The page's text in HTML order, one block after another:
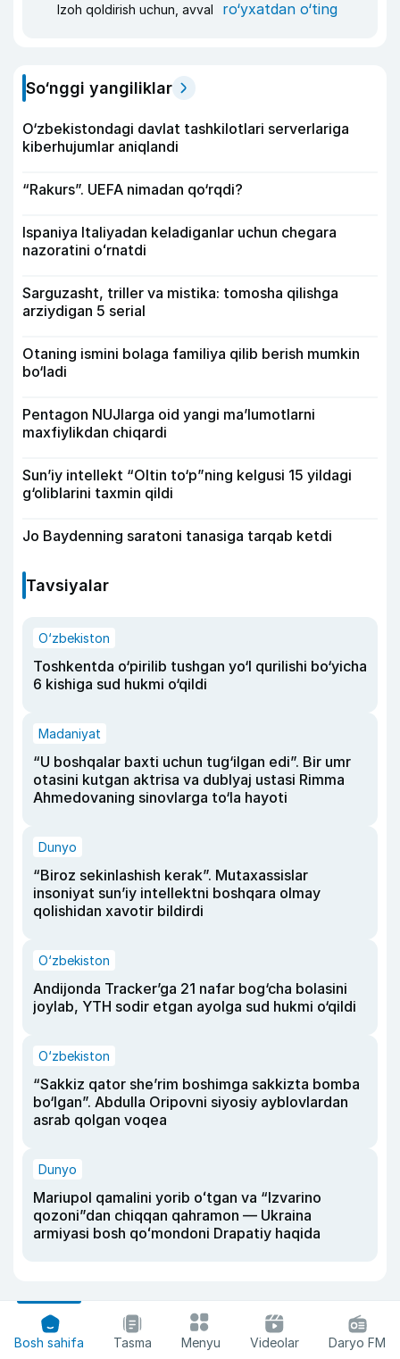
Izoh qoldirish uchun, avval ro‘yxatdan o‘ting
So‘nggi yangiliklar
O‘zbekistondagi davlat tashkilotlari serverlariga
kiberhujumlar aniqlandi
“Rakurs”. UEFA nimadan qo‘rqdi?
Ispaniya Italiyadan keladiganlar uchun chegara
nazoratini oʻrnatdi
Sarguzasht, triller va mistika: tomosha qilishga
arziydigan 5 serial
Otaning ismini bolaga familiya qilib berish mumkin
bo‘ladi
Pentagon NUJlarga oid yangi maʼlumotlarni
maxfiylikdan chiqardi
Sun’iy intellekt “Oltin to‘p”ning kelgusi 15 yildagi
g‘oliblarini taxmin qildi
Jo Baydenning saratoni tanasiga tarqab ketdi
Tavsiyalar
O‘zbekiston
Toshkentda o‘pirilib tushgan yo‘l qurilishi bo‘yicha
6 kishiga sud hukmi o‘qildi
Madaniyat
“U boshqalar baxti uchun tug‘ilgan edi”. Bir umr
otasini kutgan aktrisa va dublyaj ustasi Rimma
Ahmedovaning sinovlarga to‘la hayoti
Dunyo
“Biroz sekinlashish kerak”. Mutaxassislar
insoniyat sun’iy intellektni boshqara olmay
qolishidan xavotir bildirdi
O‘zbekiston
Andijonda Tracker’ga 21 nafar bog‘cha bolasini
joylab, YTH sodir etgan ayolga sud hukmi o‘qildi
O‘zbekiston
“Sakkiz qator she’rim boshimga sakkizta bomba
bo‘lgan”. Abdulla Oripovni siyosiy ayblovlardan
asrab qolgan voqea
Dunyo
Mariupol qamalini yorib oʻtgan va “Izvarino
qozoni”dan chiqqan qahramon — Ukraina
armiyasi bosh qoʻmondoni Drapatiy haqida
Bosh sahifa Tasma Menyu Videolar Daryo FM